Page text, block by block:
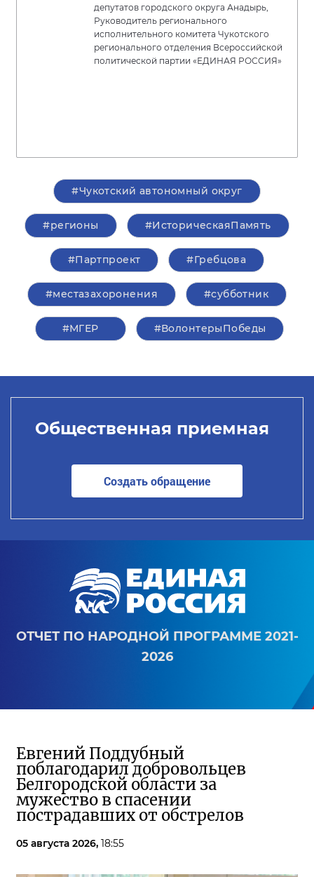
депутатов городского округа Анадырь,
Руководитель регионального
исполнительного комитета Чукотского
регионального отделения Всероссийской
политической партии «ЕДИНАЯ РОССИЯ»
#Чукотский автономный округ
#регионы #ИсторическаяПамять
#Партпроект #Гребцова
#местазахоронения #субботник
#‎МГЕР‬ #ВолонтерыПобеды
Общественная приемная
Создать обращение
ОТЧЕТ ПО НАРОДНОЙ ПРОГРАММЕ 2021-
2026
Евгений Поддубный
поблагодарил добровольцев
Белгородской области за
мужество в спасении
пострадавших от обстрелов
05 августа 2026, 18:55